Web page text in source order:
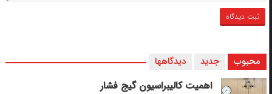
محبوب جدید دیدگاهها
اهمیت کالیبراسیون گیج فشار